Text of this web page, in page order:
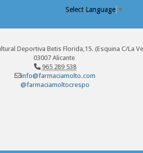
Select Language ▼
Deportiva Betis Florida,15. (Esquina C/La
03007 Alicante
965 289 538
info@farmaciamolto.com
@farmaciamoltocrespo